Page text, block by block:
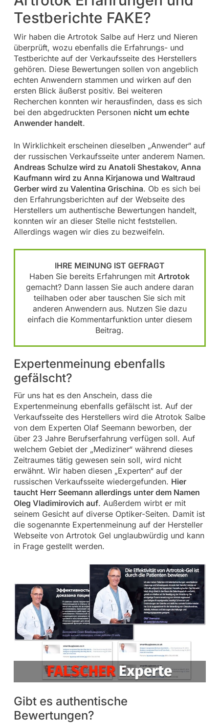
Testberichte FAKE?
Wir haben die Artrotok Salbe auf Herz und Nieren
überprüft, wozu ebenfalls die Erfahrungs- und
Testberichte auf der Verkaufsseite des Herstellers
gehören. Diese Bewertungen sollen von angeblich
echten Anwendern stammen und wirken auf den
ersten Blick äußerst positiv. Bei weiteren
Recherchen konnten wir herausfinden, dass es sich
bei den abgedruckten Personen nicht um echte
Anwender handelt.
In Wirklichkeit erscheinen dieselben „Anwender“ auf
der russischen Verkaufsseite unter anderem Namen.
Andreas Schulze wird zu Anatoli Shestakov, Anna
Kaufmann wird zu Anna Kirjanowa und Waltraud
Gerber wird zu Valentina Grischina. Ob es sich bei
den Erfahrungsberichten auf der Webseite des
Herstellers um authentische Bewertungen handelt,
konnten wir an dieser Stelle nicht feststellen.
Allerdings wagen wir dies zu bezweifeln.
IHRE MEINUNG IST GEFRAGT
Haben Sie bereits Erfahrungen mit Artrotok
gemacht? Dann lassen Sie auch andere daran
teilhaben oder aber tauschen Sie sich mit
anderen Anwendern aus. Nutzen Sie dazu
einfach die Kommentarfunktion unter diesem
Beitrag.
Expertenmeinung ebenfalls
gefälscht?
Für uns hat es den Anschein, dass die
Expertenmeinung ebenfalls gefälscht ist. Auf der
Verkaufsseite des Herstellers wird die Atrotok Salbe
von dem Experten Olaf Seemann beworben, der
über 23 Jahre Berufserfahrung verfügen soll. Auf
welchem Gebiet der „Mediziner“ während dieses
Zeitraumes tätig gewesen sein soll, wird nicht
erwähnt. Wir haben diesen „Experten“ auf der
russischen Verkaufsseite wiedergefunden. Hier
taucht Herr Seemann allerdings unter dem Namen
Oleg Vladimirovich auf. Außerdem wirbt er mit
seinem Gesicht auf diverse Optiker-Seiten. Damit ist
die sogenannte Expertenmeinung auf der Hersteller
Webseite von Artrotok Gel unglaubwürdig und kann
in Frage gestellt werden.
Gibt es authentische
Bewertungen?